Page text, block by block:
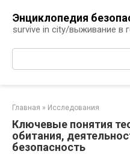
контенту
Энциклопедия
survive in city/выживание в
Поиск:
Главная » Исследования
Ключевые понятия
обитания,
безопасность